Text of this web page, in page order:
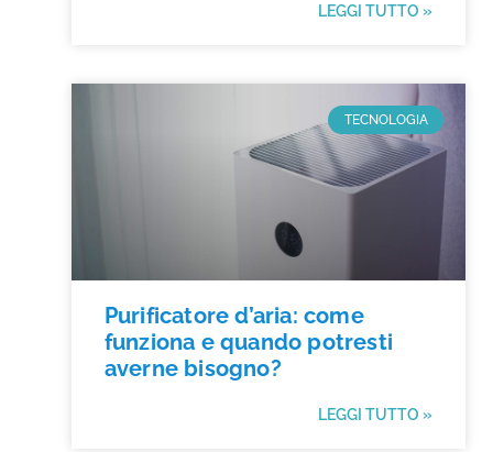
LEGGI TUTTO »
TECNOLOGIA
Purificatore d’aria: come
funziona e quando potresti
averne bisogno?
LEGGI TUTTO »